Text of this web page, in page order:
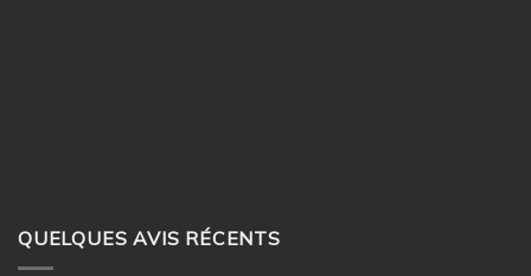
QUELQUES AVIS RÉCENTS